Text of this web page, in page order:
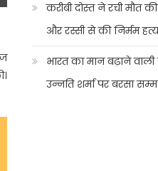
करीबी दोस्त ने रची मौत
और रस्सी से की निर्मम
भारत का मान बढ़ाने
उन्नति शर्मा पर बरसा